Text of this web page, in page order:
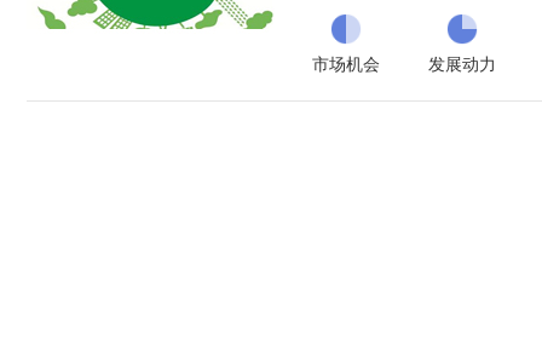
市场巨大缺口、专项政策和先
动力：汽车、工程机械、电子
制造行业存在巨大缺口；《高
（2018-2020年）》的出台，
行业进入壁垒较高：行业技术
垒适中，政策壁垒较低。
市场机会 发展动力